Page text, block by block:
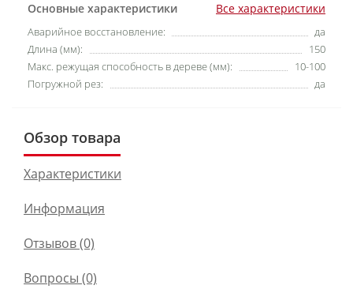
Основные характеристики Все характеристики
Аварийное восстановление:
да
Длина (мм):
150
Макс. режущая способность в дереве (мм):
10-100
Погружной рез:
да
Обзор товара
Характеристики
Информация
Отзывов (0)
Вопросы (0)